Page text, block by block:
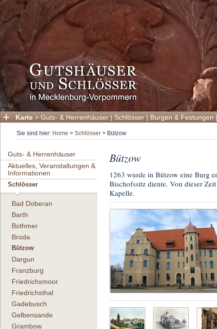
Karte > Guts- & Herrenhäuser | Schlösser | Burgen & Festungen
Sie sind hier: Home > Schlösser > Bützow
Guts- & Herrenhäuser
Aktuelles, Veranstaltungen &
Informationen
Schlösser
Bad Doberan
Barth
Bothmer
Broda
Bützow
Dargun
Franzburg
Friedrichsmoor
Friedrichsthal
Gadebusch
Gelbensande
Grambow
Bützow
1263 wurde in Bützow eine Burg
Bischofssitz diente. Von dieser
Kapelle.